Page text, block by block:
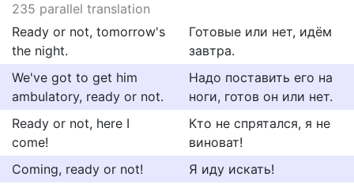
235 parallel translation
Ready or not, tomorrow's
the night.
Готовые или нет, идём
завтра.
We've got to get him
ambulatory, ready or not.
Надо поставить его на
ноги, готов он или нет.
Ready or not, here I
come!
Кто не спрятался, я не
виноват!
Coming, ready or not!
Я иду искать!